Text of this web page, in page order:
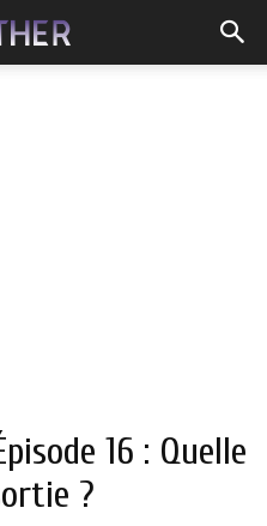
16 : Quelle
?